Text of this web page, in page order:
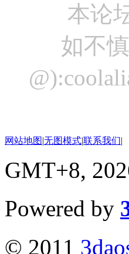
本论
如不
网站地图|无图模式|联系我们|
GMT+8,
Powered by
© 2011